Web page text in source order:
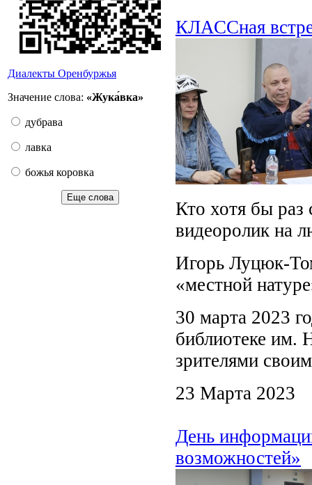
Диалекты Оренбуржья
Значение слова: «Жука́вка»
дубрава
лавка
божья коровка
Еще слова
КЛАССная
Кто хотя бы раз
видеоролик на
Игорь Луцюк-
«местной
30 марта 2023
библиотеке им.
зрителями
23 Марта 2023
День
возможностей»